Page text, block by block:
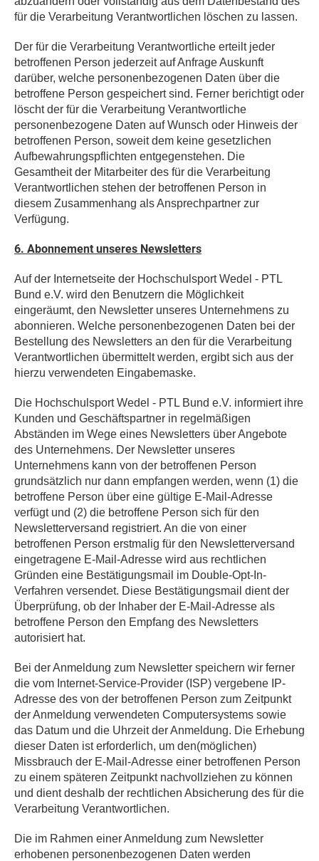
für die Verarbeitung Verantwortlichen löschen zu lassen.
Der für die Verarbeitung Verantwortliche erteilt jeder
betroffenen Person jederzeit auf Anfrage Auskunft
darüber, welche personenbezogenen Daten über die
betroffene Person gespeichert sind. Ferner berichtigt oder
löscht der für die Verarbeitung Verantwortliche
personenbezogene Daten auf Wunsch oder Hinweis der
betroffenen Person, soweit dem keine gesetzlichen
Aufbewahrungspflichten entgegenstehen. Die
Gesamtheit der Mitarbeiter des für die Verarbeitung
Verantwortlichen stehen der betroffenen Person in
diesem Zusammenhang als Ansprechpartner zur
Verfügung.
6. Abonnement unseres Newsletters
Auf der Internetseite der Hochschulsport Wedel - PTL
Bund e.V. wird den Benutzern die Möglichkeit
eingeräumt, den Newsletter unseres Unternehmens zu
abonnieren. Welche personenbezogenen Daten bei der
Bestellung des Newsletters an den für die Verarbeitung
Verantwortlichen übermittelt werden, ergibt sich aus der
hierzu verwendeten Eingabemaske.
Die Hochschulsport Wedel - PTL Bund e.V. informiert ihre
Kunden und Geschäftspartner in regelmäßigen
Abständen im Wege eines Newsletters über Angebote
des Unternehmens. Der Newsletter unseres
Unternehmens kann von der betroffenen Person
grundsätzlich nur dann empfangen werden, wenn (1) die
betroffene Person über eine gültige E-Mail-Adresse
verfügt und (2) die betroffene Person sich für den
Newsletterversand registriert. An die von einer
betroffenen Person erstmalig für den Newsletterversand
eingetragene E-Mail-Adresse wird aus rechtlichen
Gründen eine Bestätigungsmail im Double-Opt-In-
Verfahren versendet. Diese Bestätigungsmail dient der
Überprüfung, ob der Inhaber der E-Mail-Adresse als
betroffene Person den Empfang des Newsletters
autorisiert hat.
Bei der Anmeldung zum Newsletter speichern wir ferner
die vom Internet-Service-Provider (ISP) vergebene IP-
Adresse des von der betroffenen Person zum Zeitpunkt
der Anmeldung verwendeten Computersystems sowie
das Datum und die Uhrzeit der Anmeldung. Die Erhebung
dieser Daten ist erforderlich, um den(möglichen)
Missbrauch der E-Mail-Adresse einer betroffenen Person
zu einem späteren Zeitpunkt nachvollziehen zu können
und dient deshalb der rechtlichen Absicherung des für die
Verarbeitung Verantwortlichen.
Die im Rahmen einer Anmeldung zum Newsletter
erhobenen personenbezogenen Daten werden